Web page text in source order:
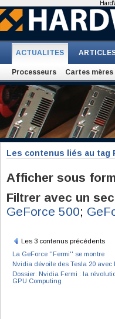
ACTUALITES
Processeurs Cartes mères
Les contenus liés au tag
Afficher sous
Filtrer avec un
GeForce 500;
Les 3 contenus précédents
La GeForce ''Fermi'' se montre
Nvidia dévoile des Tesla 20 avec
Dossier: Nvidia Fermi : la
GPU Computing